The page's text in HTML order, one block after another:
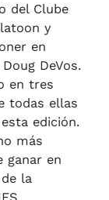
del Clube
y
en
DeVos.
en tres
todas ellas
edición.
más
ganar en
la